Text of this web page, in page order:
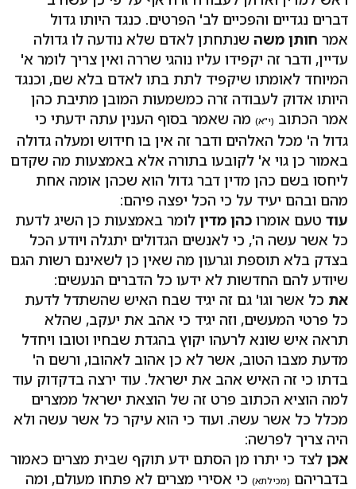
דברים נגדיים והפכיים לב' הפרטים. כנגד היותו גדול
אמר חותן משה שנתחתן לאדם שלא נודעה לו גדולה
עדיין, ודבר זה יקפידו עליו נוהגי שררה ואין צריך לומר א'
המיוחד לאומתו שיקפיד לתת בתו לאדם בלא שם, וכנגד
היותו אדוק לעבודה זרה כמשמעות המובן מתיבת כהן
אמר הכתוב (י"א) מה שאמר בסוף הענין עתה ידעתי כי
גדול ה' מכל האלהים ודבר זה אין בו חידוש ומעלה גדולה
באמור כן גוי א' לקובעו בתורה אלא באמצעות מה שקדם
ליחסו בשם כהן מדין דבר גדול הוא שכהן אומה אחת
מהם ובהם יעיד על כי הכל יפצה פיהם:
עוד טעם אומרו כהן מדין לומר באמצעות כן השיג לדעת
כל אשר עשה ה', כי לאנשים הגדולים יתגלה ויודע הכל
בצדק בלא תוספת וגרעון מה שאין כן לשאינם רשות הגם
שיודע להם החדשות לא ידעו כל הדברים הנעשים:
את כל אשר וגו' גם זה יגיד שבח האיש שהשתדל לדעת
כל פרטי המעשים, וזה יגיד כי אהב את יעקב, שהלא
תראה איש שונא לרעהו יקוץ בהגדת שבחיו וטובו ויחדל
מדעת מצבו הטוב, אשר לא כן אהוב לאהובו, ורשם ה'
בדתו כי זה האיש אהב את ישראל. עוד ירצה בדקדוק עוד
למה הוציא הכתוב פרט זה של הוצאת ישראל ממצרים
מכלל כל אשר עשה. ועוד כי הוא עיקר כל אשר עשה ולא
היה צריך לפרשה:
אכן לצד כי יתרו מן הסתם ידע תוקף שבית מצרים כאמור
בדבריהם (מכילתא) כי אסירי מצרים לא פתחו מעולם, ומה